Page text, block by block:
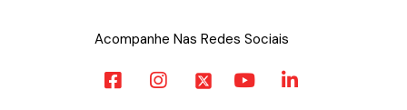
Acompanhe Nas Redes Sociais